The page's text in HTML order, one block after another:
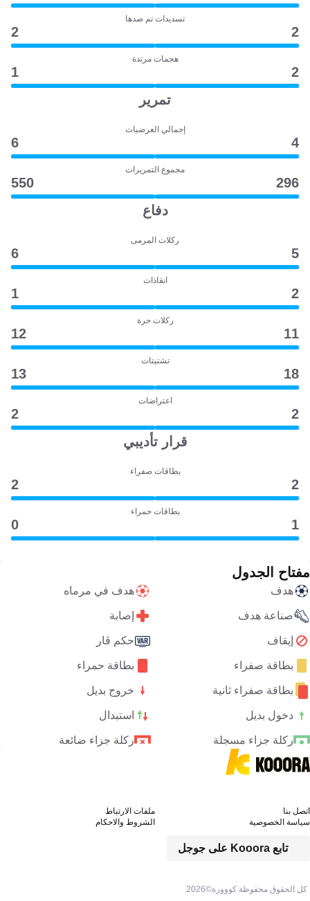
تسديدات تم صدها
2
2
هجمات مرتدة
2
1
تمرير
إجمالي العرضيات
4
6
مجموع التمريرات
296
550
دفاع
ركلات المرمى
5
6
انقاذات
2
1
ركلات حرة
11
12
تشتيتات
18
13
اعتراضات
2
2
قرار تأديبي
بطاقات صفراء
2
2
بطاقات حمراء
1
0
مفتاح الجدول
هدف هدف في مرماه
صناعة هدف إصابة
إيقاف حكم ڤار
بطاقة صفراء بطاقة حمراء
بطاقة صفراء ثانية خروج بديل
دخول بديل استبدال
ركلة جزاء مسجلة ركلة جزاء ضائعة
كل الحقوق محفوظة كووورة©2026
تابع Kooora على جوجل
اتصل بنا
ملفات الارتباط
سياسة الخصوصية
الشروط والاحكام